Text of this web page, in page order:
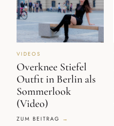
VIDEOS
Overknee Stiefel
Outfit in Berlin als
Sommerlook
(Video)
ZUM BEITRAG